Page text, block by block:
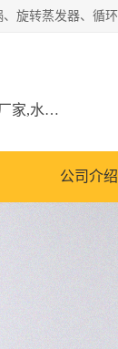
低温冷却液循环泵厂家,加热模块厂家,水热合成反应釜厂家,水油浴锅厂家,旋转蒸发器厂家
公司介绍